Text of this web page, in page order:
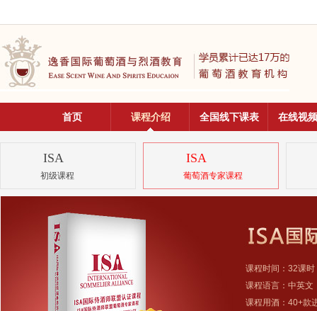
首页 课程介绍 全国线下课表 在线视
ISA
初级课程
ISA
葡萄酒专家课程
课程时间：32课时
课程语言：中英文
课程用酒：40+款